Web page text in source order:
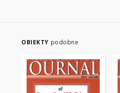
OBIEKTY podobne